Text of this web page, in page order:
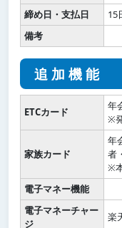
締め日・支払日
15
備考
追加機能
ETCカード
年
※
家族カード
年
者
※
電子マネー機能
電子マネーチャー
ジ
楽